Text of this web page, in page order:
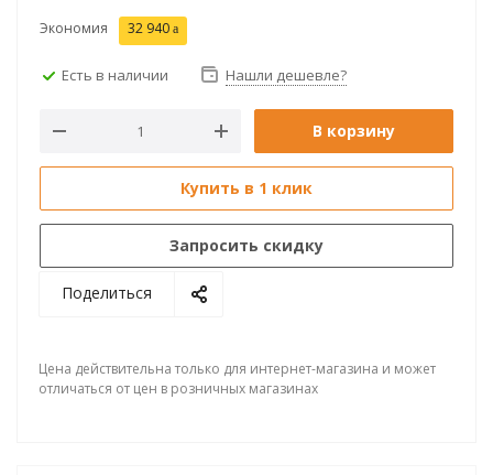
Экономия 32 940
Есть в наличии Нашли дешевле?
В корзину
Купить в 1 клик
Запросить скидку
Поделиться
Цена действительна только для интернет-магазина и может
отличаться от цен в розничных магазинах